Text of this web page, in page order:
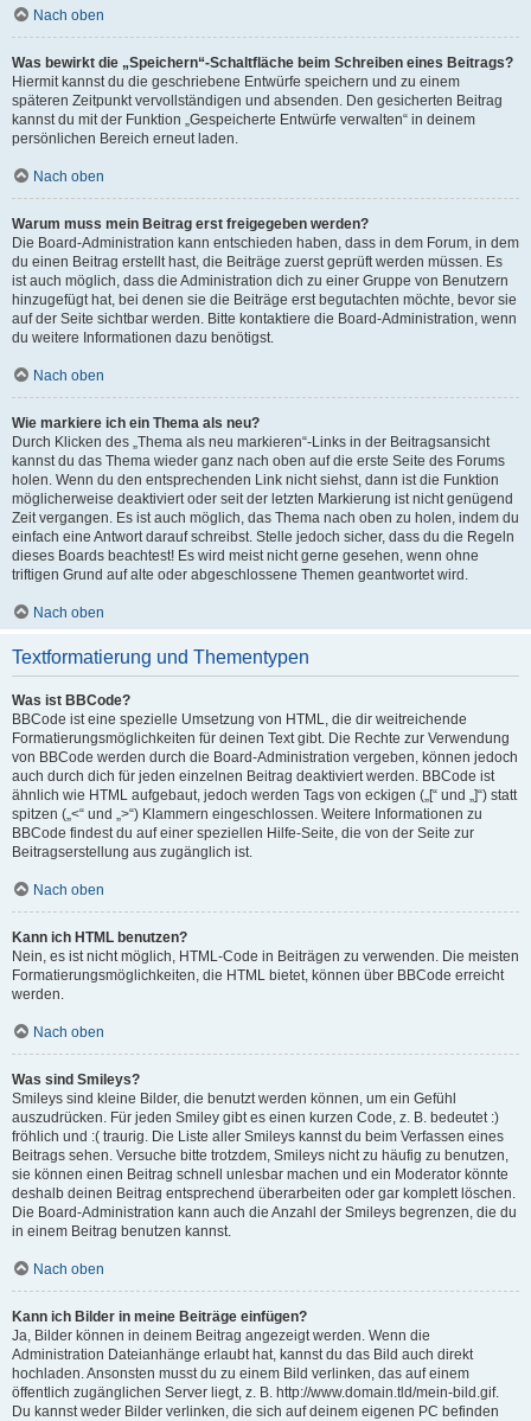
Nach oben
Was bewirkt die „Speichern“-Schaltfläche beim Schreiben eines Beitrags?
Hiermit kannst du die geschriebene Entwürfe speichern und zu einem
späteren Zeitpunkt vervollständigen und absenden. Den gesicherten Beitrag
kannst du mit der Funktion „Gespeicherte Entwürfe verwalten“ in deinem
persönlichen Bereich erneut laden.
Nach oben
Warum muss mein Beitrag erst freigegeben werden?
Die Board-Administration kann entschieden haben, dass in dem Forum, in dem
du einen Beitrag erstellt hast, die Beiträge zuerst geprüft werden müssen. Es
ist auch möglich, dass die Administration dich zu einer Gruppe von Benutzern
hinzugefügt hat, bei denen sie die Beiträge erst begutachten möchte, bevor sie
auf der Seite sichtbar werden. Bitte kontaktiere die Board-Administration, wenn
du weitere Informationen dazu benötigst.
Nach oben
Wie markiere ich ein Thema als neu?
Durch Klicken des „Thema als neu markieren“-Links in der Beitragsansicht
kannst du das Thema wieder ganz nach oben auf die erste Seite des Forums
holen. Wenn du den entsprechenden Link nicht siehst, dann ist die Funktion
möglicherweise deaktiviert oder seit der letzten Markierung ist nicht genügend
Zeit vergangen. Es ist auch möglich, das Thema nach oben zu holen, indem du
einfach eine Antwort darauf schreibst. Stelle jedoch sicher, dass du die Regeln
dieses Boards beachtest! Es wird meist nicht gerne gesehen, wenn ohne
triftigen Grund auf alte oder abgeschlossene Themen geantwortet wird.
Nach oben
Textformatierung und Thementypen
Was ist BBCode?
BBCode ist eine spezielle Umsetzung von HTML, die dir weitreichende
Formatierungsmöglichkeiten für deinen Text gibt. Die Rechte zur Verwendung
von BBCode werden durch die Board-Administration vergeben, können jedoch
auch durch dich für jeden einzelnen Beitrag deaktiviert werden. BBCode ist
ähnlich wie HTML aufgebaut, jedoch werden Tags von eckigen („[“ und „]“) statt
spitzen („<“ und „>“) Klammern eingeschlossen. Weitere Informationen zu
BBCode findest du auf einer speziellen Hilfe-Seite, die von der Seite zur
Beitragserstellung aus zugänglich ist.
Nach oben
Kann ich HTML benutzen?
Nein, es ist nicht möglich, HTML-Code in Beiträgen zu verwenden. Die meisten
Formatierungsmöglichkeiten, die HTML bietet, können über BBCode erreicht
werden.
Nach oben
Was sind Smileys?
Smileys sind kleine Bilder, die benutzt werden können, um ein Gefühl
auszudrücken. Für jeden Smiley gibt es einen kurzen Code, z. B. bedeutet :)
fröhlich und :( traurig. Die Liste aller Smileys kannst du beim Verfassen eines
Beitrags sehen. Versuche bitte trotzdem, Smileys nicht zu häufig zu benutzen,
sie können einen Beitrag schnell unlesbar machen und ein Moderator könnte
deshalb deinen Beitrag entsprechend überarbeiten oder gar komplett löschen.
Die Board-Administration kann auch die Anzahl der Smileys begrenzen, die du
in einem Beitrag benutzen kannst.
Nach oben
Kann ich Bilder in meine Beiträge einfügen?
Ja, Bilder können in deinem Beitrag angezeigt werden. Wenn die
Administration Dateianhänge erlaubt hat, kannst du das Bild auch direkt
hochladen. Ansonsten musst du zu einem Bild verlinken, das auf einem
öffentlich zugänglichen Server liegt, z. B. http://www.domain.tld/mein-bild.gif.
Du kannst weder Bilder verlinken, die sich auf deinem eigenen PC befinden